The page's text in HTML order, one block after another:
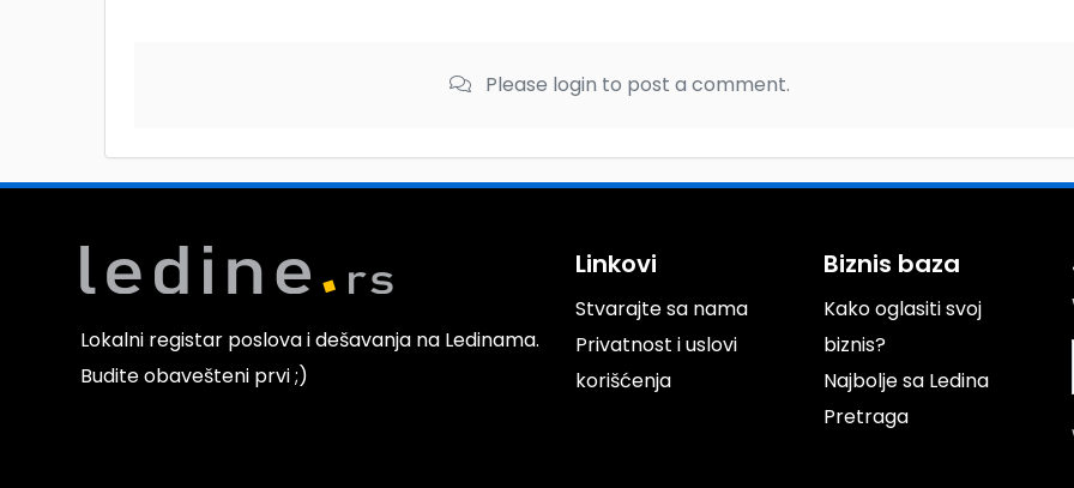
Please login to post a comment.
Lokalni registar poslova i dešavanja na Ledinama.
Budite obavešteni prvi ;)
Linkovi
Stvarajte sa nama
Privatnost i uslovi
korišćenja
Biznis baza
Kako oglasiti svoj
biznis?
Najbolje sa Ledina
Pretraga